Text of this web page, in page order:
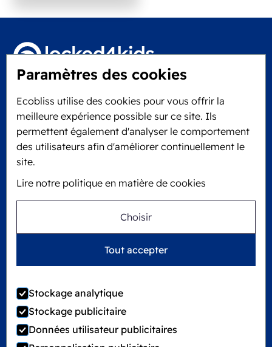
Paramètres des cookies
Ecobliss utilise des cookies pour vous offrir la
meilleure expérience possible sur ce site. Ils
permettent également d'analyser le comportement
des utilisateurs afin d'améliorer continuellement le
site.
Lire notre politique en matière de cookies
Choisir
Tout accepter
Stockage analytique
Stockage publicitaire
Données utilisateur publicitaires
Edisonweg 11
6101 XJ Echt, Pays-Bas
KVK: 60610182
+31 475 390 550
Ecobliss est certifié FSC® sous le numéro de
©2026Ecobliss Group